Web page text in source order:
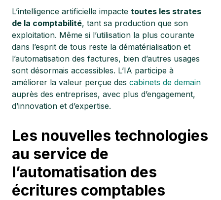
L’intelligence artificielle impacte toutes les strates
de la comptabilité, tant sa production que son
exploitation. Même si l’utilisation la plus courante
dans l’esprit de tous reste la dématérialisation et
l’automatisation des factures, bien d’autres usages
sont désormais accessibles. L’IA participe à
améliorer la valeur perçue des cabinets de demain
auprès des entreprises, avec plus d’engagement,
d’innovation et d’expertise.
Les nouvelles technologies
au service de
l’automatisation des
écritures comptables